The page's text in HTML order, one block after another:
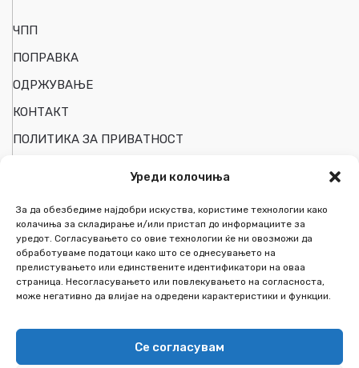
Уреди колочиња
За да обезбедиме најдобри искуства, користиме технологии како
колачиња за складирање и/или пристап до информациите за
уредот. Согласувањето со овие технологии ќе ни овозможи да
обработуваме податоци како што се однесувањето на
прелистувањето или единствените идентификатори на оваа
страница. Несогласувањето или повлекувањето на согласноста,
може негативно да влијае на одредени карактеристики и функции.
Се согласувам
ЧПП
ПОПРАВКА
ОДРЖУВАЊЕ
КОНТАКТ
ПОЛИТИКА ЗА ПРИВАТНОСТ
ПОДРШКА НА КОРИСНИЦИ
Мојот Профил
Следи ја пратката
Список на желби
За Нас